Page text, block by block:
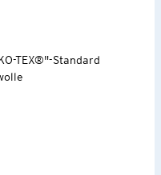
TEX®"-Standard